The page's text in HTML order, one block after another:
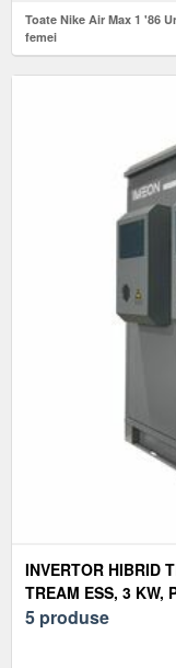
Toate Nike Air Max 1 '86
femei
INVERTOR HIBRID
TREAM ESS, 3 KW,
5 produse